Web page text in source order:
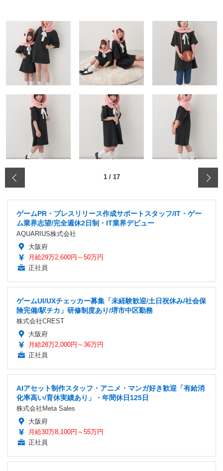
1/ 17
ゲームPR・プレスリリース作成サポートスタッフ/IT・ゲー
ム業界志望/完全週休2日制・IT業界デビュー
AQUARIUS株式会社
大阪府
月給29万2,600円～50万円
正社員
ゲームUI/UXチェッカー募集「未経験歓迎/土日祝休み/社会保
険完備/駅チカ」研修制度あり/堺市中区勤務
株式会社CREST
大阪府
月給28万2,000円～36万円
正社員
AIアセット制作スタッフ・アニメ・マンガ好き歓迎「有給消
化率高い/育休実績あり」・年間休日125日
株式会社Meta Sales
大阪府
月給30万8,100円～55万円
正社員